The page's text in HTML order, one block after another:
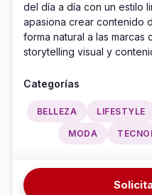
del día a día con un estilo
apasiona crear contenido
forma natural a las marcas
storytelling visual y
Categorías
BELLEZA LIFESTYLE
MODA